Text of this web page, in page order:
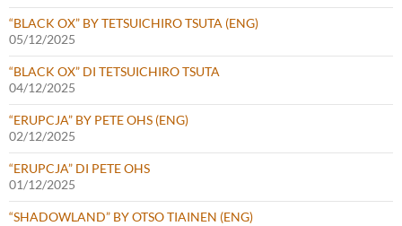
“BLACK OX” BY TETSUICHIRO TSUTA (ENG)
05/12/2025
“BLACK OX” DI TETSUICHIRO TSUTA
04/12/2025
“ERUPCJA” BY PETE OHS (ENG)
02/12/2025
“ERUPCJA” DI PETE OHS
01/12/2025
“SHADOWLAND” BY OTSO TIAINEN (ENG)